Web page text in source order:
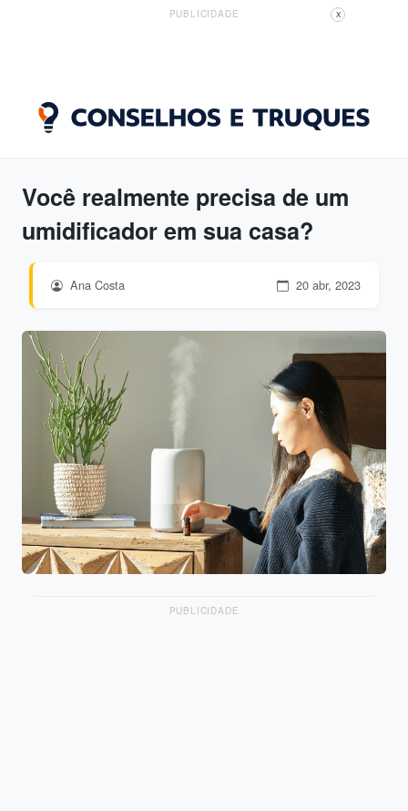
PUBLICIDADE X
Você realmente precisa de um
umidificador em sua casa?
Ana Costa 20 abr, 2023
PUBLICIDADE